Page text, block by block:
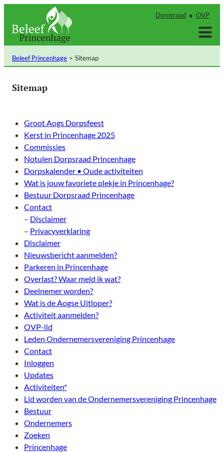
inhoud
Dorpsraad OVP
Beleef Princenhage Sitemap
Sitemap
Groot Aogs Dorpsfeest
Kerst in Princenhage 2025
Commissies
Notulen Dorpsraad Princenhage
Dorpskalender • Oude activiteiten
Wat is jouw favoriete plekje in Princenhage?
Bestuur Dorpsraad Princenhage
Contact
– Disclaimer
– Privacyverklaring
Disclaimer
Nieuwsbericht aanmelden?
Parkeren in Princenhage
Overlast? Waar meld ik wat?
Deelnemer worden?
Wat is de Aogse Uitloper?
Activiteit aanmelden?
OVP-lid
Leden Ondernemersvereniging Princenhage
Contact
Inloggen
Updates
Activiteiten*
Lid worden van de Ondernemersvereniging Princenhage
Bestuur
Ondernemers
Zoeken
Princenhage